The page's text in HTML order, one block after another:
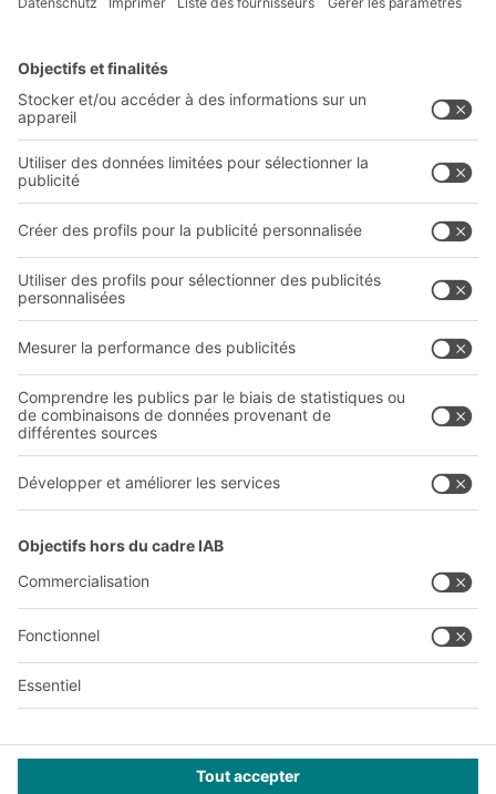
Solutions BITO
Solutions intralogistiques
Bacs en matière plastique
Systèmes de rayonnages
Prestations de service
LE PRO DU STOCKAGE
Entreprise
Qui sommes-nous ?
Sites internationaux
Sites de production
Follow us
ABIT O
YOUR LIFE.
03 870 99 00
© 2026 BITO-Lagertechnik Bittmann GmbH
Cette offre est destinée à l'industrie, à l'artisanat, au
commerce et aux professions libérales pour une utilisation
dans le cadre d'une activité indépendante, professionnelle ou